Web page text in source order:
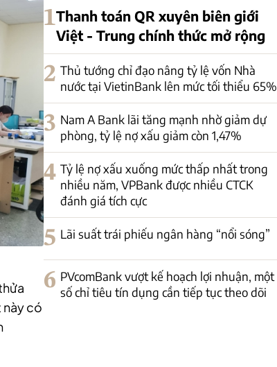
này có
1Thanh toán QR xuyên biên giới
Việt - Trung chính thức mở rộng
2 Thủ tướng chỉ đạo nâng tỷ lệ vốn Nhà
nước tại VietinBank lên mức tối thiểu 65%
3 Nam A Bank lãi tăng mạnh nhờ giảm dự
phòng, tỷ lệ nợ xấu giảm còn 1,47%
4 Tỷ lệ nợ xấu xuống mức thấp nhất trong
nhiều năm, VPBank được nhiều CTCK
đánh giá tích cực
5 Lãi suất trái phiếu ngân hàng “nổi sóng”
6 PVcomBank vượt kế hoạch lợi nhuận, một
số chỉ tiêu tín dụng cần tiếp tục theo dõi